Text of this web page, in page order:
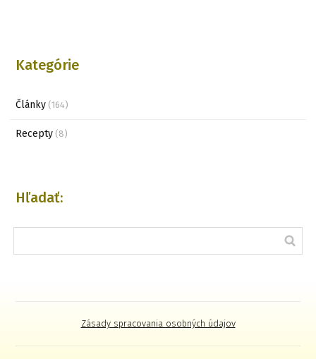
Kategórie
Články (164)
Recepty (8)
Hľadať:
Zásady spracovania osobných údajov